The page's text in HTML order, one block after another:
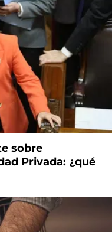
sobre
Privada: ¿qué